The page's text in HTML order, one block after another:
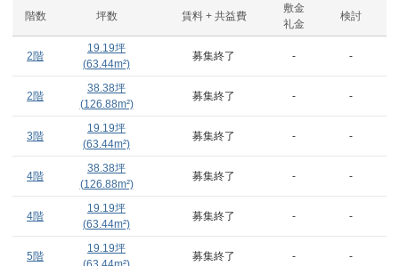
階数 坪数 賃料 + 共益費
敷金
礼金
検討
2階
19.19坪
(63.44m²)
募集終了 - -
2階
38.38坪
(126.88m²)
募集終了 - -
3階
19.19坪
(63.44m²)
募集終了 - -
4階
38.38坪
(126.88m²)
募集終了 - -
4階
19.19坪
(63.44m²)
募集終了 - -
5階
19.19坪
募集終了 - -